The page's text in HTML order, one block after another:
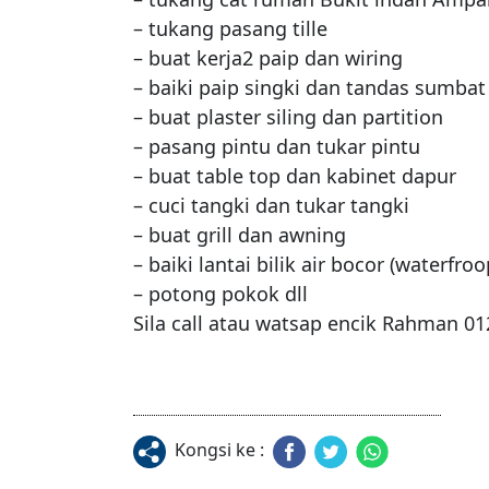
– tukang pasang tille
– buat kerja2 paip dan wiring
– baiki paip singki dan tandas sumbat
– buat plaster siling dan partition
– pasang pintu dan tukar pintu
– buat table top dan kabinet dapur
– cuci tangki dan tukar tangki
– buat grill dan awning
– baiki lantai bilik air bocor
– potong pokok dll
Sila call atau watsap encik Rahman
Kongsi ke :